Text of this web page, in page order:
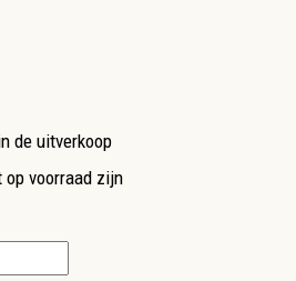
de uitverkoop
op voorraad zijn